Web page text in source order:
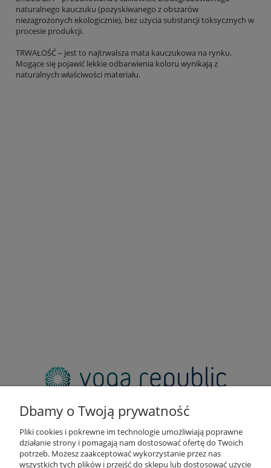
naturalnego kauczuku (pozyskiwanego z obszarów
niezagrożonych ekologicznie), bez użycia substancji toksycznych w
procesie produkcji.
TRWAŁOŚĆ – jest to najtrwalsza mata kauczukowa na rynku.
Mogące się pojawić lekkie odbarwienia koloru wynikają z
naturalnych właściwości materiału.
email:
sklep@yogarepublic.pl
telefon:
+48 790 805 853
Dbamy o Twoją prywatność
Pliki cookies i pokrewne im technologie umożliwiają poprawne
działanie strony i pomagają nam dostosować ofertę do Twoich
potrzeb. Możesz zaakceptować wykorzystanie przez nas
wszystkich tych plików i przejść do sklepu lub dostosować użycie